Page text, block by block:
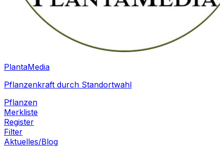
PlantaMedia
Pflanzenkraft durch Standortwahl
Pflanzen
Merkliste
Register
Filter
Aktuelles/Blog